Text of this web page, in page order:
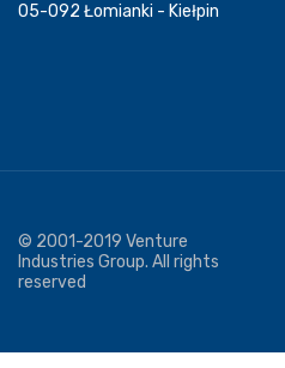
05-092 Łomianki - Kiełpin
© 2001-2019 Venture
Industries Group. All rights
reserved